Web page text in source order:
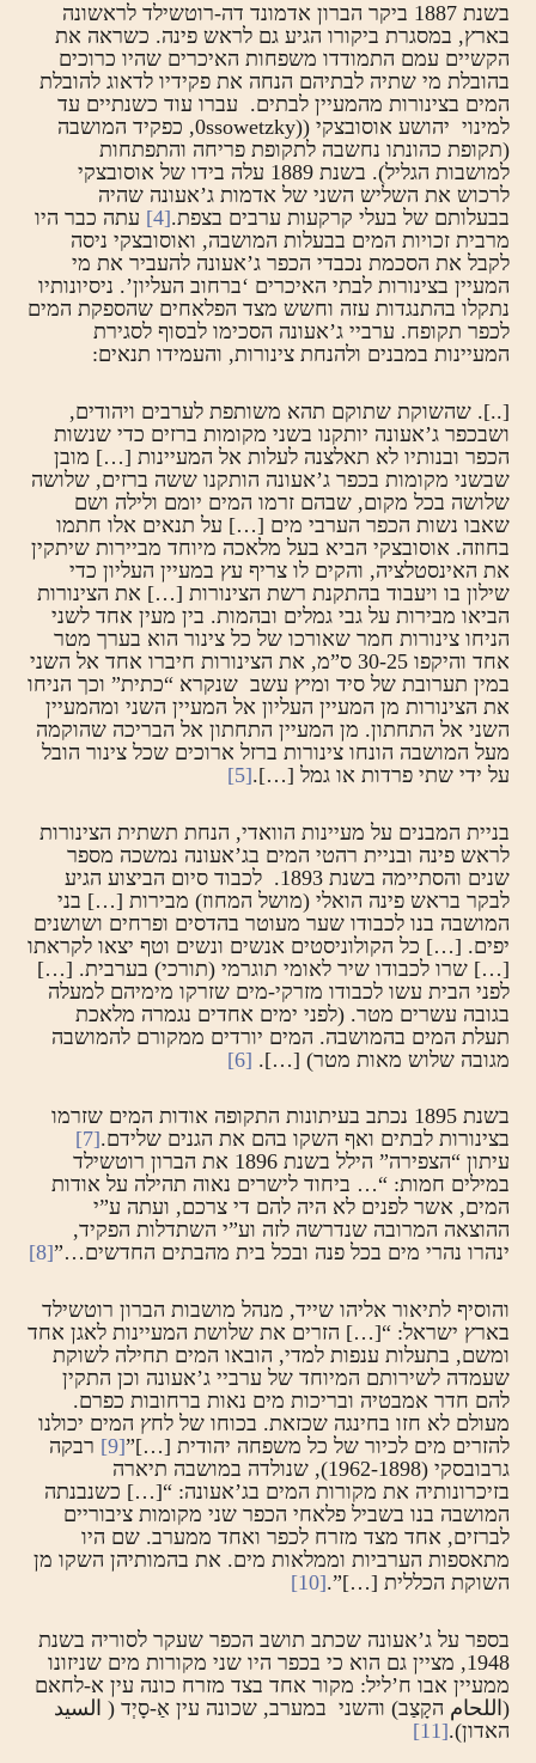
בשנת 1887 ביקר הברון אדמונד דה-רוטשילד לראשונה
בארץ, במסגרת ביקורו הגיע גם לראש פינה. כשראה את
הקשיים עמם התמודדו משפחות האיכרים שהיו כרוכים
בהובלת מי שתיה לבתיהם הנחה את פקידיו לדאוג להובלת
המים בצינורות מהמעיין לבתים. עברו עוד כשנתיים עד
למינוי יהושע אוסובצקי ((0ssowetzky, כפקיד המושבה
(תקופת כהונתו נחשבה לתקופת פריחה והתפתחות
למושבות הגליל). בשנת 1889 עלה בידו של אוסובצקי
לרכוש את השליש השני של אדמות ג’אעונה שהיה
בבעלותם של בעלי קרקעות ערבים בצפת.[4]
עתה כבר היו
מרבית זכויות המים בבעלות המושבה, ואוסובצקי ניסה
לקבל את הסכמת נכבדי הכפר ג’אעונה להעביר את מי
המעיין בצינורות לבתי האיכרים ‘ברחוב העליון’. ניסיונותיו
נתקלו בהתנגדות עזה וחשש מצד הפלאחים שהספקת המים
לכפר תקופח. ערביי ג’אעונה הסכימו לבסוף לסגירת
המעיינות במבנים ולהנחת צינורות, והעמידו תנאים:
[..]. שהשוקת שתוקם תהא משותפת לערבים ויהודים,
ושבכפר ג’אעונה יותקנו בשני מקומות ברזים כדי שנשות
הכפר ובנותיו לא תאלצנה לעלות אל המעיינות […] מובן
שבשני מקומות בכפר ג’אעונה הותקנו ששה ברזים, שלושה
שלושה בכל מקום, שבהם זרמו המים יומם ולילה ושם
שאבו נשות הכפר הערבי מים […] על תנאים אלו חתמו
בחוזה. אוסובצקי הביא בעל מלאכה מיוחד מביירות שיתקין
את האינסטלציה, והקים לו צריף עץ במעיין העליון כדי
שילון בו ויעבוד בהתקנת רשת הצינורות […] את הצינורות
הביאו מבירות על גבי גמלים ובהמות. בין מעין אחד לשני
הניחו צינורות חמר שאורכו של כל צינור הוא בערך מטר
אחד והיקפו 30-25 ס”מ, את הצינורות חיברו אחד אל השני
במין תערובת של סיד ומיץ עשב שנקרא “כתית” וכך הניחו
את הצינורות מן המעיין העליון אל המעיין השני ומהמעיין
השני אל התחתון. מן המעיין התחתון אל הבריכה שהוקמה
מעל המושבה הונחו צינורות ברזל ארוכים שכל צינור הובל
על ידי שתי פרדות או גמל […].[5]
בניית המבנים על מעיינות הוואדי, הנחת תשתית הצינורות
לראש פינה ובניית רהטי המים בג’אעונה נמשכה מספר
שנים והסתיימה בשנת 1893. לכבוד סיום הביצוע הגיע
לבקר בראש פינה הואלי (מושל המחוז) מבירות […] בני
המושבה בנו לכבודו שער מעוטר בהדסים ופרחים ושושנים
יפים. […] כל הקולוניסטים אנשים ונשים וטף יצאו לקראתו
[…] שרו לכבודו שיר לאומי תוגרמי (תורכי) בערבית. […]
לפני הבית עשו לכבודו מזרקי-מים שזרקו מימיהם למעלה
בגובה עשרים מטר. (לפני ימים אחדים נגמרה מלאכת
תעלת המים בהמושבה. המים יורדים ממקורם להמושבה
מגובה שלוש מאות מטר) […]. [6]
בשנת 1895 נכתב בעיתונות התקופה אודות המים שזרמו
בצינורות לבתים ואף השקו בהם את הגנים שלידם.[7]
עיתון “הצפירה” הילל בשנת 1896 את הברון רוטשילד
במילים חמות: “… ביחוד לישרים נאוה תהילה על אודות
המים, אשר לפנים לא היה להם די צרכם, ועתה ע”י
ההוצאה המרובה שנדרשה לזה וע”י השתדלות הפקיד,
ינהרו נהרי מים בכל פנה ובכל בית מהבתים החדשים…”[8]
והוסיף לתיאור אליהו שייד, מנהל מושבות הברון רוטשילד
בארץ ישראל: “[…] הזרים את שלושת המעיינות לאגן אחד
ומשם, בתעלות ענפות למדי, הובאו המים תחילה לשוקת
שעמדה לשירותם המיוחד של ערביי ג’אעונה וכן התקין
להם חדר אמבטיה ובריכות מים נאות ברחובות כפרם.
מעולם לא חזו בחינגה שכזאת. בכוחו של לחץ המים יכולנו
להזרים מים לכיור של כל משפחה יהודית […]”[9]
רבקה
גרבובסקי (1962-1898), שנולדה במושבה תיארה
בזיכרונותיה את מקורות המים בג’אעונה: “[…] כשנבנתה
המושבה בנו בשביל פלאחי הכפר שני מקומות ציבוריים
לברזים, אחד מצד מזרח לכפר ואחד ממערב. שם היו
מתאספות הערביות וממלאות מים. את בהמותיהן השקו מן
השוקת הכללית […]”.[10]
בספר על ג’אעונה שכתב תושב הכפר שעקר לסוריה בשנת
1948, מציין גם הוא כי בכפר היו שני מקורות מים שניזונו
ממעיין אבו ח’ליל: מקור אחד בצד מזרח כונה עין א-לחאם
(اللحام הקָצַב) והשני במערב, שכונה עין אַ-סָיְד ( السيد
האדון).[11]